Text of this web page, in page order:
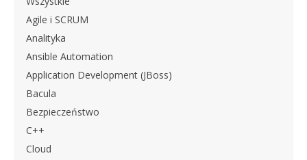
Agile i SCRUM
Analityka
Ansible Automation
Application Development (JBoss)
Bacula
Bezpieczeństwo
C++
Cloud